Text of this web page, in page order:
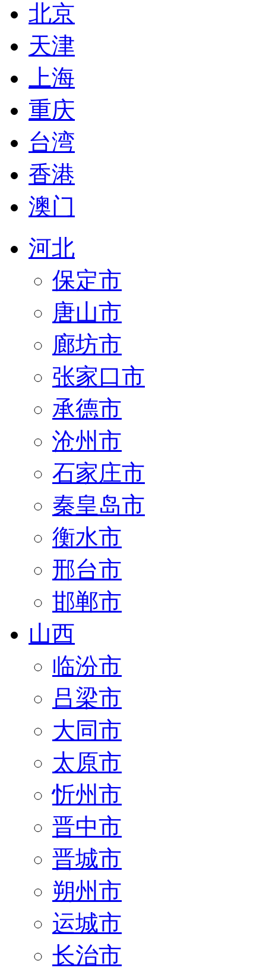
北京
天津
上海
重庆
台湾
香港
澳门
河北
保定市
唐山市
廊坊市
张家口市
承德市
沧州市
石家庄市
秦皇岛市
衡水市
邢台市
邯郸市
山西
临汾市
吕梁市
大同市
太原市
忻州市
晋中市
晋城市
朔州市
运城市
长治市